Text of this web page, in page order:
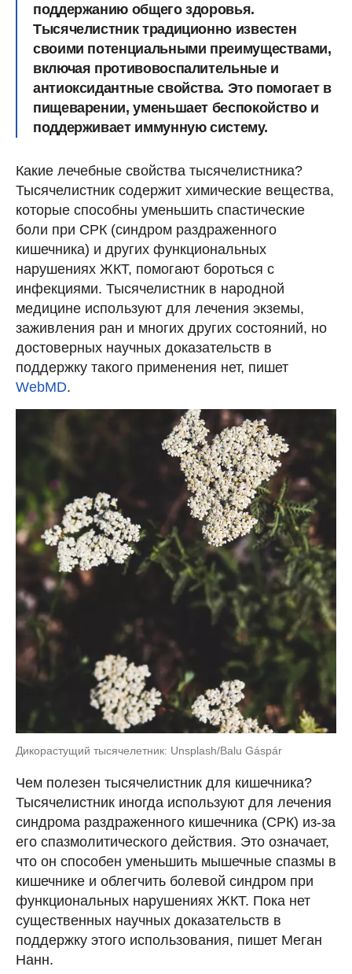
поддержанию общего здоровья.
Тысячелистник традиционно известен
своими потенциальными преимуществами,
включая противовоспалительные и
антиоксидантные свойства. Это помогает в
пищеварении, уменьшает беспокойство и
поддерживает иммунную систему.
Какие лечебные свойства тысячелистника?
Тысячелистник содержит химические вещества,
которые способны уменьшить спастические
боли при СРК (синдром раздраженного
кишечника) и других функциональных
нарушениях ЖКТ, помогают бороться с
инфекциями. Тысячелистник в народной
медицине используют для лечения экземы,
заживления ран и многих других состояний, но
достоверных научных доказательств в
поддержку такого применения нет, пишет
WebMD.
Дикорастущий тысячелетник: Unsplash/Balu Gáspár
Чем полезен тысячелистник для кишечника?
Тысячелистник иногда используют для лечения
синдрома раздраженного кишечника (СРК) из-за
его спазмолитического действия. Это означает,
что он способен уменьшить мышечные спазмы в
кишечнике и облегчить болевой синдром при
функциональных нарушениях ЖКТ. Пока нет
существенных научных доказательств в
поддержку этого использования, пишет Меган
Нанн.